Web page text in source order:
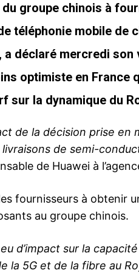
groupe chinois à
téléphonie mobile de
a déclaré mercredi
optimiste en France
sur la dynamique du
de la décision prise en
de semi-
de Huawei à
fournisseurs à obtenir
au groupe chinois.
d’impact sur la
la 5G et de la fibre au